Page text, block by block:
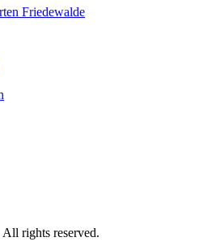
Friedewalde
rights reserved.